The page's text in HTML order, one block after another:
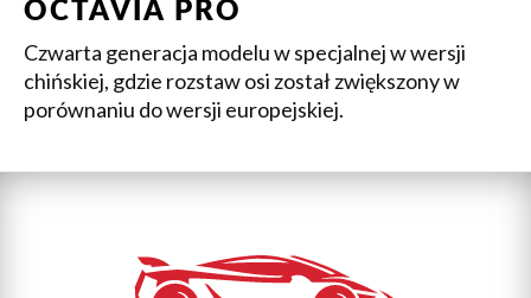
OCTAVIA PRO
Czwarta generacja modelu w specjalnej w wersji
chińskiej, gdzie rozstaw osi został zwiększony w
porównaniu do wersji europejskiej.